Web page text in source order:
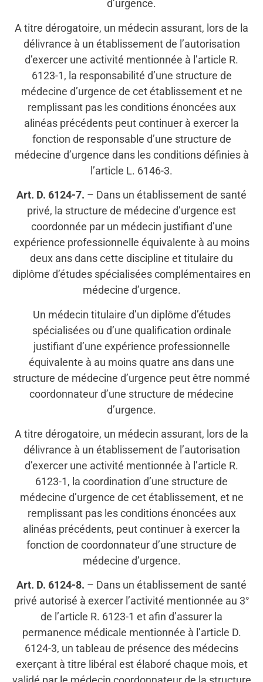
d’urgence.
A titre dérogatoire, un médecin assurant, lors de la
délivrance à un établissement de l’autorisation
d’exercer une activité mentionnée à l’article R.
6123-1, la responsabilité d’une structure de
médecine d’urgence de cet établissement et ne
remplissant pas les conditions énoncées aux
alinéas précédents peut continuer à exercer la
fonction de responsable d’une structure de
médecine d’urgence dans les conditions définies à
l’article L. 6146-3.
Art. D. 6124-7. – Dans un établissement de santé
privé, la structure de médecine d’urgence est
coordonnée par un médecin justifiant d’une
expérience professionnelle équivalente à au moins
deux ans dans cette discipline et titulaire du
diplôme d’études spécialisées complémentaires en
médecine d’urgence.
Un médecin titulaire d’un diplôme d’études
spécialisées ou d’une qualification ordinale
justifiant d’une expérience professionnelle
équivalente à au moins quatre ans dans une
structure de médecine d’urgence peut être nommé
coordonnateur d’une structure de médecine
d’urgence.
A titre dérogatoire, un médecin assurant, lors de la
délivrance à un établissement de l’autorisation
d’exercer une activité mentionnée à l’article R.
6123-1, la coordination d’une structure de
médecine d’urgence de cet établissement, et ne
remplissant pas les conditions énoncées aux
alinéas précédents, peut continuer à exercer la
fonction de coordonnateur d’une structure de
médecine d’urgence.
Art. D. 6124-8. – Dans un établissement de santé
privé autorisé à exercer l’activité mentionnée au 3°
de l’article R. 6123-1 et afin d’assurer la
permanence médicale mentionnée à l’article D.
6124-3, un tableau de présence des médecins
exerçant à titre libéral est élaboré chaque mois, et